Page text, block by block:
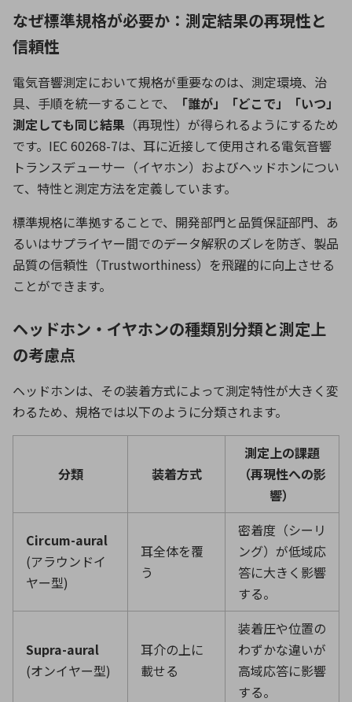
なぜ標準規格が必要か：測定結果の再現性と
信頼性
電気音響測定において規格が重要なのは、測定環境、治
具、手順を統一することで、
「誰が」「どこで」「いつ」
測定しても同じ結果 （再現性）が得られるようにするため
です。 IEC 60268-7は、耳に近接して使用される電気音響
トランスデューサー（イヤホン）およびヘッドホンについ
て、特性と測定方法を定義しています。
標準規格に準拠することで、開発部門と品質保証部門、あ
るいはサプライヤー間でのデータ解釈のズレを防ぎ、製品
品質の信頼性（Trustworthiness）を飛躍的に向上させる
ことができます。
ヘッドホン・イヤホンの種類別分類と測定上
の考慮点
ヘッドホンは、その装着方式によって測定特性が大きく変
わるため、規格では以下のように分類されます。
分類 装着方式
測定上の課題
（再現性への影
響）
Circum-aural
(アラウンドイ
ヤー型)
耳全体を覆
う
密着度（シーリ
ング）が低域応
答に大きく影響
する。
Supra-aural
(オンイヤー型)
耳介の上に
載せる
装着圧や位置の
わずかな違いが
高域応答に影響
する。